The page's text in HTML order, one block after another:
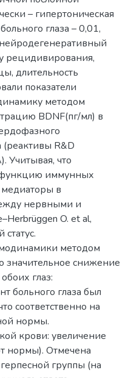
– гипертоническая
глаза – 0,01,
рецидивирования,
длительность
показатели
методом
BDNF(пг/мл) в
R&D
Учитывая, что
иммунных
в
нервными и
O. et al,
методом
значительное снижение
глаз:
больного глаза был
соответственно на
нормы.
крови: увеличение
нормы). Отмечена
группы (на